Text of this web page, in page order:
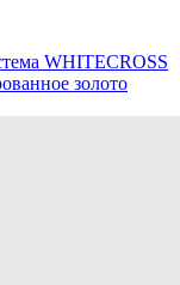
WHITECROSS
золото